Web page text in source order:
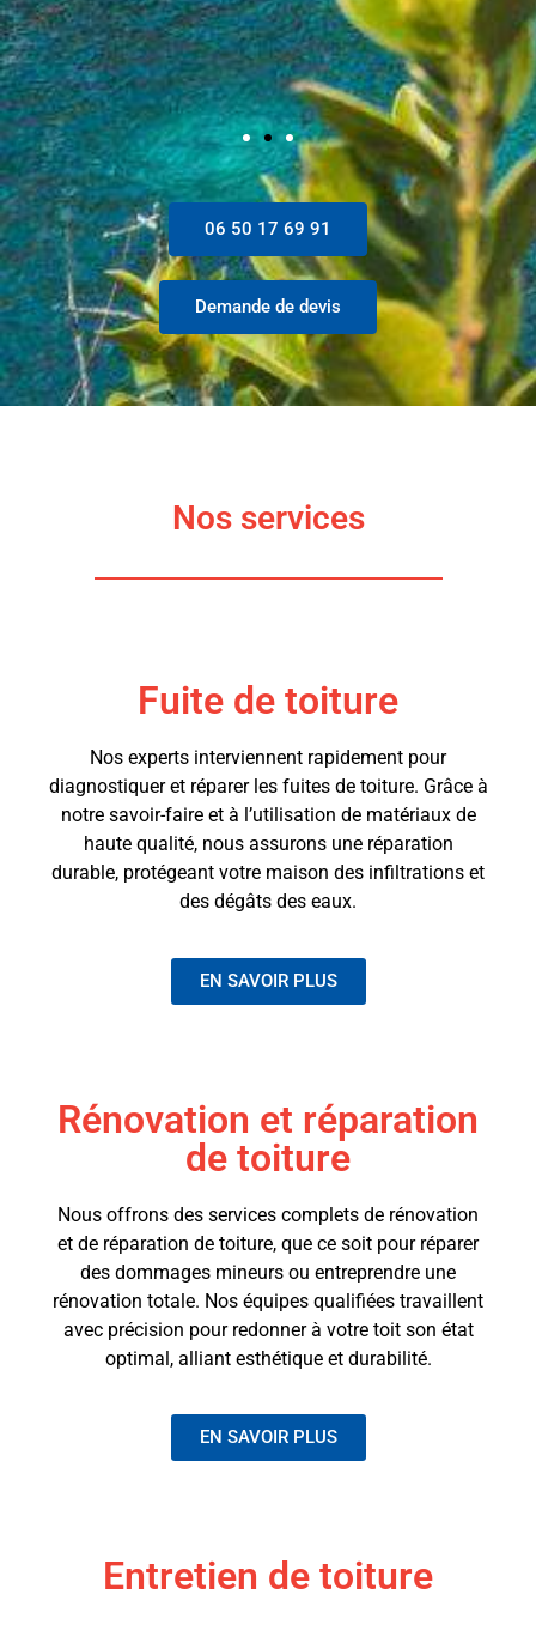
06 50 17 69 91
Demande de devis
Nos services
Fuite de toiture
Nos experts interviennent rapidement pour
diagnostiquer et réparer les fuites de toiture. Grâce à
notre savoir-faire et à l’utilisation de matériaux de
haute qualité, nous assurons une réparation
durable, protégeant votre maison des infiltrations et
des dégâts des eaux.
EN SAVOIR PLUS
Rénovation et réparation
de toiture
Nous offrons des services complets de rénovation
et de réparation de toiture, que ce soit pour réparer
des dommages mineurs ou entreprendre une
rénovation totale. Nos équipes qualifiées travaillent
avec précision pour redonner à votre toit son état
optimal, alliant esthétique et durabilité.
EN SAVOIR PLUS
Entretien de toiture